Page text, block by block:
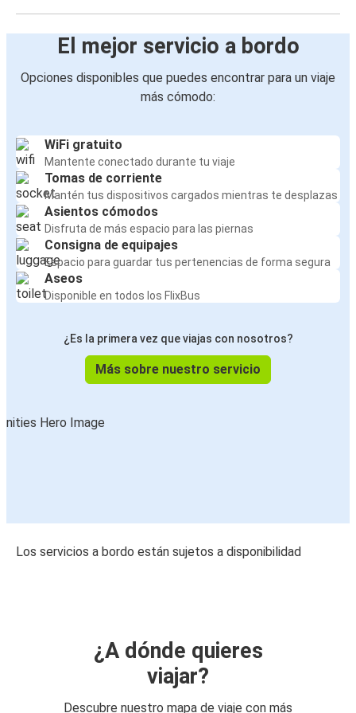
El mejor servicio a bordo
Opciones disponibles que puedes encontrar para un viaje
más cómodo:
WiFi gratuito
Mantente conectado durante tu viaje
Tomas de corriente
Mantén tus dispositivos cargados mientras te desplazas
Asientos cómodos
Disfruta de más espacio para las piernas
Consigna de equipajes
Espacio para guardar tus pertenencias de forma segura
Aseos
Disponible en todos los FlixBus
¿Es la primera vez que viajas con nosotros?
Más sobre nuestro servicio
Los servicios a bordo están sujetos a disponibilidad
¿A dónde quieres
viajar?
Descubre nuestro mapa de viaje con más